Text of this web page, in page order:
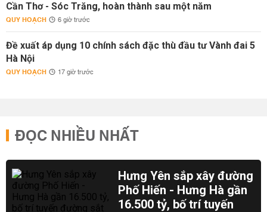
Cần Thơ - Sóc Trăng, hoàn thành sau một năm
QUY HOẠCH 6 giờ trước
Đề xuất áp dụng 10 chính sách đặc thù đầu tư Vành đai 5
Hà Nội
QUY HOẠCH 17 giờ trước
ĐỌC NHIỀU NHẤT
Hưng Yên sắp xây đường
Phố Hiến - Hưng Hà gần
16.500 tỷ, bố trí tuyến